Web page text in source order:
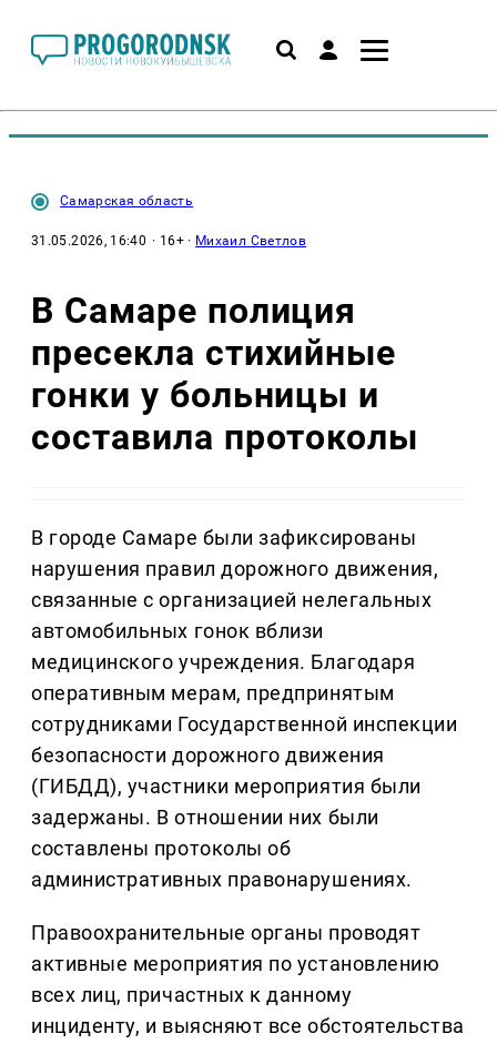
Самарская область
31.05.2026, 16:40 · 16+ · Михаил Светлов
В Самаре полиция
пресекла стихийные
гонки у больницы и
составила протоколы
В городе Самаре были зафиксированы
нарушения правил дорожного движения,
связанные с организацией нелегальных
автомобильных гонок вблизи
медицинского учреждения. Благодаря
оперативным мерам, предпринятым
сотрудниками Государственной инспекции
безопасности дорожного движения
(ГИБДД), участники мероприятия были
задержаны. В отношении них были
составлены протоколы об
административных правонарушениях.
Правоохранительные органы проводят
активные мероприятия по установлению
всех лиц, причастных к данному
инциденту, и выясняют все обстоятельства